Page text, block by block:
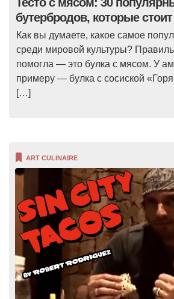
бутербродов, которые
Как вы думаете, какое самое
среди мировой культуры?
помогла — это булка с мясом. У
примеру — булка с сосиской
[…]
ART CULINAIRE